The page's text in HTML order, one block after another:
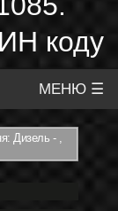
коду
МЕНЮ ☰
Дизель - ,